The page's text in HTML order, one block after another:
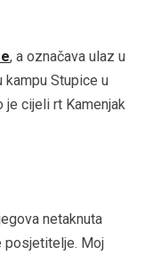
, a označava ulaz u
kampu Stupice u
je cijeli rt Kamenjak
netaknuta
posjetitelje. Moj